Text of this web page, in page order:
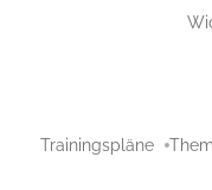
Trainingspläne